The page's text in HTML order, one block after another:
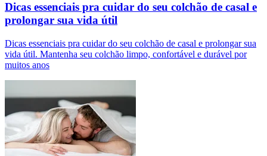
Dicas essenciais pra cuidar do seu colchão de casal e
prolongar sua vida útil
Dicas essenciais pra cuidar do seu colchão de casal e prolongar sua
vida útil. Mantenha seu colchão limpo, confortável e durável por
muitos anos